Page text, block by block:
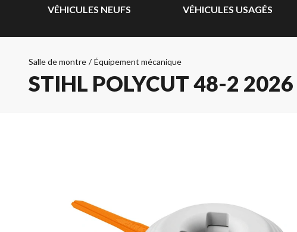
VÉHICULES NEUFS VÉHICULES USAGÉS
Salle de montre / Équipement mécanique
STIHL POLYCUT 48-2 2026